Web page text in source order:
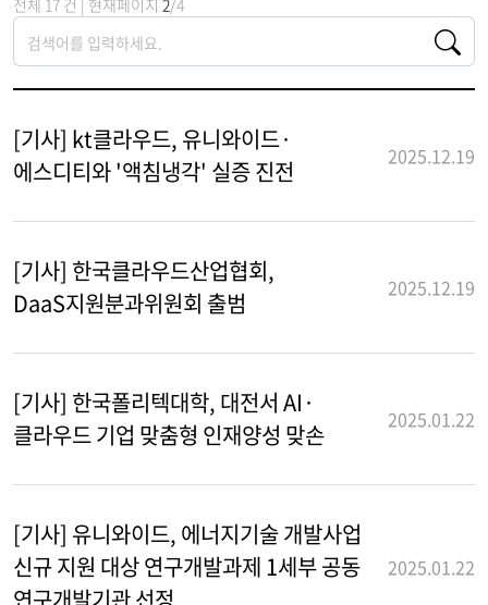
[기사] kt클라우드, 유니와이드·
에스디티와 '액침냉각' 실증 진전
2025.12.19
[기사] 한국클라우드산업협회,
DaaS지원분과위원회 출범
2025.12.19
[기사] 한국폴리텍대학, 대전서 AI·
클라우드 기업 맞춤형 인재양성 맞손
2025.01.22
[기사] 유니와이드, 에너지기술 개발사업
신규 지원 대상 연구개발과제 1세부 공동
2025.01.22